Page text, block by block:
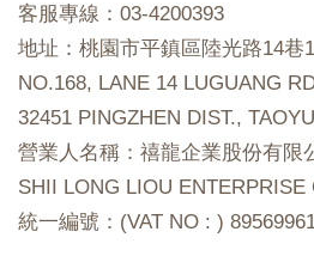
客服專線：03-4200393
地址：桃園市平鎮區陸光路14巷
NO.168, LANE 14 LUGUANG
32451 PINGZHEN DIST.,
營業人名稱：禧龍企業股份有限
SHII LONG LIOU ENTERPRISE
統一編號：(VAT NO : )